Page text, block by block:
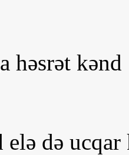
həsrət kənd
də